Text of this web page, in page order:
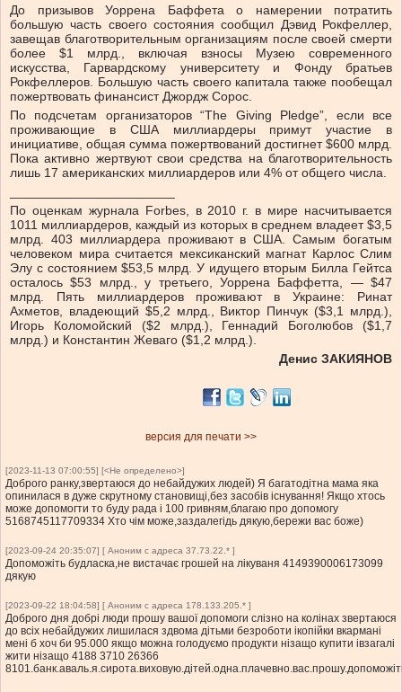
До призывов Уоррена Баффета о намерении потратить
большую часть своего состояния сообщил Дэвид Рокфеллер,
завещав благотворительным организациям после своей смерти
более $1 млрд., включая взносы Музею современного
искусства, Гарвардскому университету и Фонду братьев
Рокфеллеров. Большую часть своего капитала также пообещал
пожертвовать финансист Джордж Сорос.
По подсчетам организаторов “The Giving Pledge”, если все
проживающие в США миллиардеры примут участие в
инициативе, общая сумма пожертвований достигнет $600 млрд.
Пока активно жертвуют свои средства на благотворительность
лишь 17 американских миллиардеров или 4% от общего числа.
По оценкам журнала Forbes, в 2010 г. в мире насчитывается
1011 миллиардеров, каждый из которых в среднем владеет $3,5
млрд. 403 миллиардера проживают в США. Самым богатым
человеком мира считается мексиканский магнат Карлос Слим
Элу с состоянием $53,5 млрд. У идущего вторым Билла Гейтса
осталось $53 млрд., у третьего, Уоррена Баффетта, — $47
млрд. Пять миллиардеров проживают в Украине: Ринат
Ахметов, владеющий $5,2 млрд., Виктор Пинчук ($3,1 млрд.),
Игорь Коломойский ($2 млрд.), Геннадий Боголюбов ($1,7
млрд.) и Константин Жеваго ($1,2 млрд.).
Денис ЗАКИЯНОВ
версия для печати >>
[2023-11-13 07:00:55] [<Не определено>]
Доброго ранку,звертаюся до небайдужих людей) Я багатодітна мама яка
опинилася в дуже скрутному становищі,без засобів існування! Якщо хтось
може допомогти то буду рада і 100 гривням,благаю про допомогу
5168745117709334 Хто чім може,заздалегідь дякую,бережи вас боже)
[2023-09-24 20:35:07] [ Аноним с адреса 37.73.22.* ]
Допоможіть будласка,не вистачає грошей на лікуваня 4149390006173099
дякую
[2023-09-22 18:04:58] [ Аноним с адреса 178.133.205.* ]
Доброго дня добрі люди прошу вашої допомоги слізно на колінах звертаюся
до всіх небайдужих лишилася здвома дітьми безроботи ікопійки вкармані
мені б хоч би 95.000 якщо можна голодуємо продукти нізащо купити івзагалі
жити нізащо 4188 3710 26366